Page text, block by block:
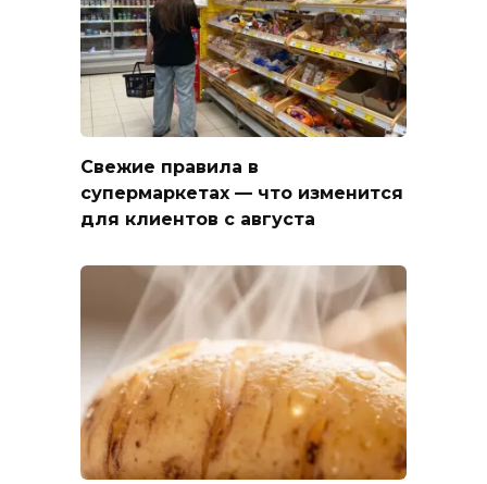
Свежие правила в
супермаркетах — что изменится
для клиентов с августа